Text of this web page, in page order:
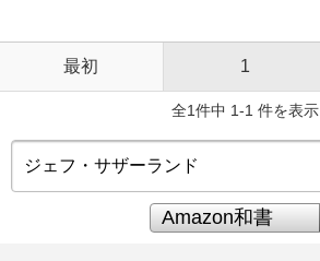
最初 1
全1件中 1-1 件を表示